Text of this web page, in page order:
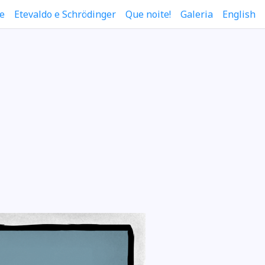
Etevaldo e Schrödinger Que noite! Galeria English